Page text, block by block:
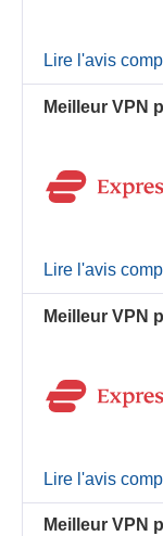
Lire l'avis
Meilleur VPN
Lire l'avis
Meilleur VPN
Lire l'avis
Meilleur VPN